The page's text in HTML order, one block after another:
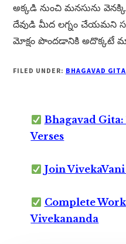
అక్కడి నుంచి మనసును వెనక్కి
దేవుడి మీద లగ్నం చేయమని
మోక్షం పొందడానికి అదొక్కటే
FILED UNDER: BHAGAVAD
Bhagavad Gita:
Verses
Join
Complete
Vivekananda